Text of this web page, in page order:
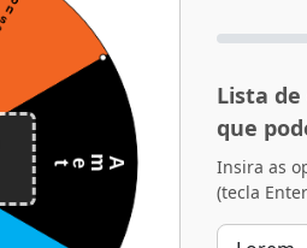
Lista
que
Insira as
(tecla